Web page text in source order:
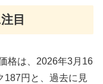
目
格は、2026年3月16
187円と、過去に見